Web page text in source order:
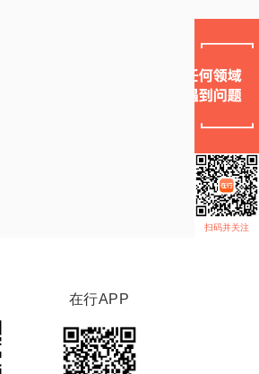
扫码并关注
在行APP